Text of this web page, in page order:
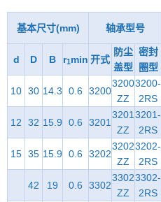
基本尺寸(mm) 轴承型号
d D B r1 min 开式
防尘
盖型
密封
圈型
10 30 14.3 0.6 3200
3200
ZZ
3200-
2RS
12 32 15.9 0.6 3201
3201
ZZ
3201-
2RS
15 35 15.9 0.6 3202
3202
ZZ
3202-
2RS
42 19 0.6 3302
3302
ZZ
3302-
2RS